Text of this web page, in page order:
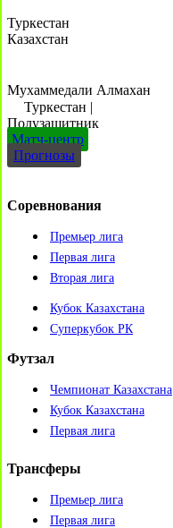
Туркестан
Казахстан
Мухаммедали Алмахан
Туркестан |
Полузащитник
Матч-центр
Прогнозы
Соревнования
Премьер лига
Первая лига
Вторая лига
Кубок Казахстана
Суперкубок РК
Футзал
Чемпионат Казахстана
Кубок Казахстана
Первая лига
Трансферы
Премьер лига
Первая лига